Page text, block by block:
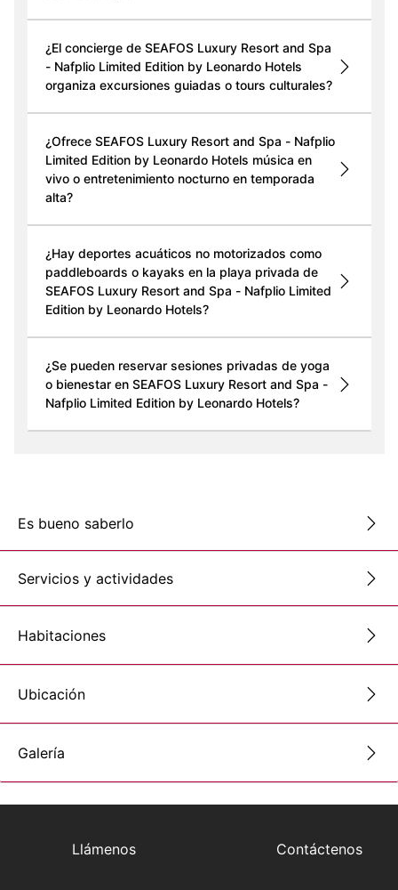
¿El concierge de SEAFOS Luxury Resort and Spa
- Nafplio Limited Edition by Leonardo Hotels
organiza excursiones guiadas o tours culturales?
¿Ofrece SEAFOS Luxury Resort and Spa - Nafplio
Limited Edition by Leonardo Hotels música en
vivo o entretenimiento nocturno en temporada
alta?
¿Hay deportes acuáticos no motorizados como
paddleboards o kayaks en la playa privada de
SEAFOS Luxury Resort and Spa - Nafplio Limited
Edition by Leonardo Hotels?
¿Se pueden reservar sesiones privadas de yoga
o bienestar en SEAFOS Luxury Resort and Spa -
Nafplio Limited Edition by Leonardo Hotels?
Es bueno saberlo
Servicios y actividades
Habitaciones
Ubicación
Galería
Llámenos Contáctenos